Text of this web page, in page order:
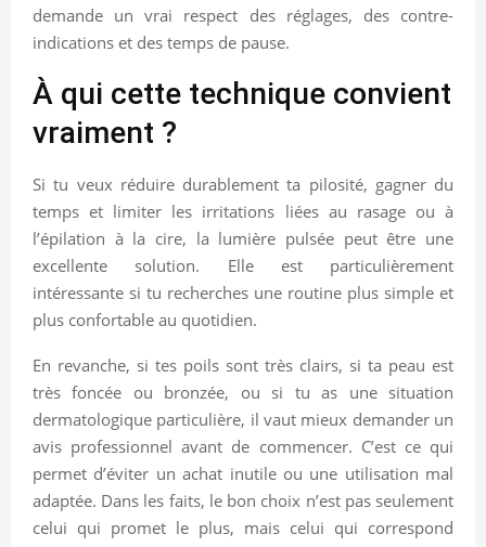
demande un vrai respect des réglages, des contre-
indications et des temps de pause.
À qui cette technique convient
vraiment ?
Si tu veux réduire durablement ta pilosité, gagner du
temps et limiter les irritations liées au rasage ou à
l’épilation à la cire, la lumière pulsée peut être une
excellente solution. Elle est particulièrement
intéressante si tu recherches une routine plus simple et
plus confortable au quotidien.
En revanche, si tes poils sont très clairs, si ta peau est
très foncée ou bronzée, ou si tu as une situation
dermatologique particulière, il vaut mieux demander un
avis professionnel avant de commencer. C’est ce qui
permet d’éviter un achat inutile ou une utilisation mal
adaptée. Dans les faits, le bon choix n’est pas seulement
celui qui promet le plus, mais celui qui correspond